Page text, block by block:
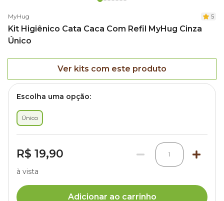
MyHug 5
Kit Higiênico Cata Caca Com Refil MyHug Cinza
Único
Ver kits com este produto
Escolha uma opção:
Único
R$ 19,90 1
à vista
Adicionar ao carrinho